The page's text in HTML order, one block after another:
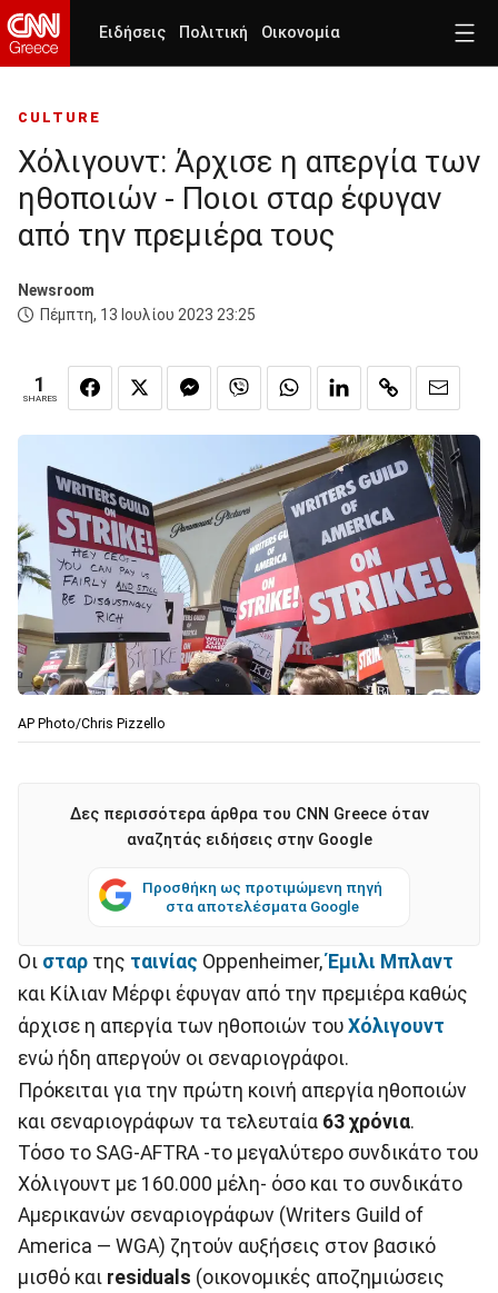
Ειδήσεις Πολιτική Οικονομία
CULTURE
Χόλιγουντ: Άρχισε η απεργία των
ηθοποιών - Ποιοι σταρ έφυγαν
από την πρεμιέρα τους
Newsroom
Πέμπτη, 13 Ιουλίου 2023 23:25
1
SHARES
AP Photo/Chris Pizzello
Δες περισσότερα άρθρα του CNN Greece όταν
αναζητάς ειδήσεις στην Google
Προσθήκη ως προτιμώμενη πηγή
στα αποτελέσματα Google
Οι σταρ της ταινίας Oppenheimer,Έμιλι Μπλαντ
και Κίλιαν Μέρφι έφυγαν από την πρεμιέρα καθώς
άρχισε η απεργία των ηθοποιών του Χόλιγουντ
ενώ ήδη απεργούν οι σεναριογράφοι.
Πρόκειται για την πρώτη κοινή απεργία ηθοποιών
και σεναριογράφων τα τελευταία 63 χρόνια.
Τόσο το SAG-AFTRA -το μεγαλύτερο συνδικάτο του
Χόλιγουντ με 160.000 μέλη- όσο και το συνδικάτο
Αμερικανών σεναριογράφων (Writers Guild of
America — WGA) ζητούν αυξήσεις στον βασικό
μισθό και residuals (οικονομικές αποζημιώσεις